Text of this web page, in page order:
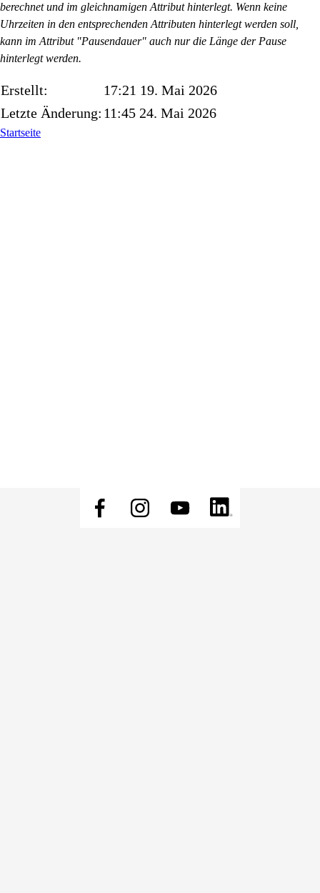
berechnet und im gleichnamigen Attribut hinterlegt. Wenn keine
Uhrzeiten in den entsprechenden Attributen hinterlegt werden soll,
kann im Attribut "Pausendauer" auch nur die Länge der Pause
hinterlegt werden.
Erstellt:
17:21 19. Mai 2026
Letzte Änderung: 11:45 24. Mai 2026
Startseite